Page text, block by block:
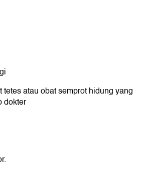
atau obat semprot hidung yang
dokter